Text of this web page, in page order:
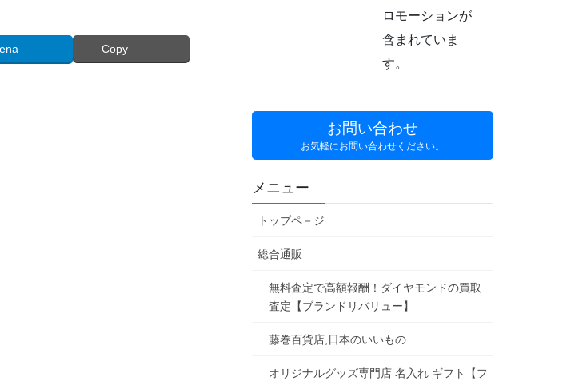
Copy
ロモーションが
含まれていま
す。
お問い合わせ
お気軽にお問い合わせください。
メニュー
トップペ－ジ
総合通販
無料査定で高額報酬！ダイヤモンドの買取
査定【ブランドリバリュー】
藤巻百貨店,日本のいいもの
オリジナルグッズ専門店 名入れ ギフト【フ